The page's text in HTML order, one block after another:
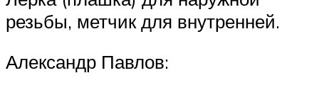
резьбы, метчик для внутренней.
Александр Павлов: